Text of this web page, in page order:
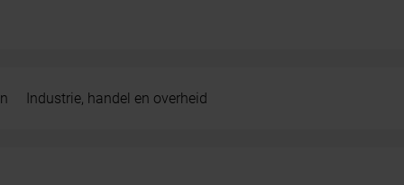
Industrie, handel en overheid